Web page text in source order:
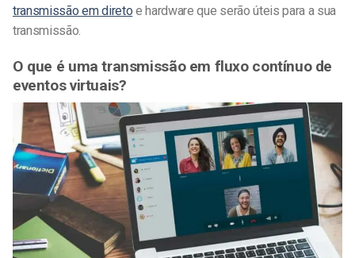
transmissão em direto e hardware que serão úteis para a sua
transmissão.
O que é uma transmissão em fluxo contínuo de
eventos virtuais?